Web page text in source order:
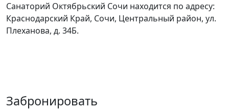
Санаторий Октябрьский Сочи находится по адресу:
Краснодарский Край, Сочи, Центральный район, ул.
Плеханова, д. 34Б.
Забронировать